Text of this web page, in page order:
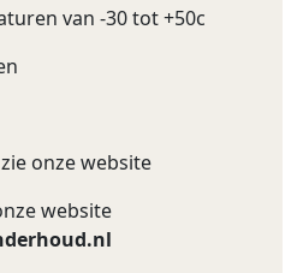
van -30 tot +50c
onze website
website